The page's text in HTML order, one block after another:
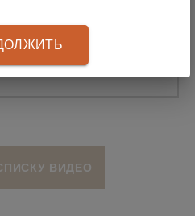
"ФАЗЕНДА" НА
ВИДЕО